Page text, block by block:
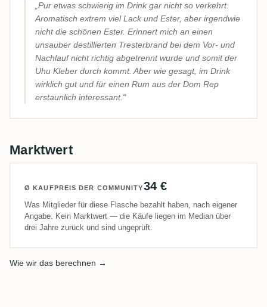
Pur etwas schwierig im Drink gar nicht so verkehrt.
Aromatisch extrem viel Lack und Ester, aber irgendwie
nicht die schönen Ester. Erinnert mich an einen
unsauber destillierten Tresterbrand bei dem Vor- und
Nachlauf nicht richtig abgetrennt wurde und somit der
Uhu Kleber durch kommt. Aber wie gesagt, im Drink
wirklich gut und für einen Rum aus der Dom Rep
erstaunlich interessant.
Marktwert
Ø KAUFPREIS DER COMMUNITY34 €
Was Mitglieder für diese Flasche bezahlt haben, nach eigener
Angabe. Kein Marktwert — die Käufe liegen im Median über
drei Jahre zurück und sind ungeprüft.
Wie wir das berechnen →